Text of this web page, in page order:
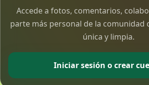
El Tiempo
Comunidad
Accede a fotos, comentarios,
parte más personal de la comunidad
única y limpia.
Iniciar sesión o crear